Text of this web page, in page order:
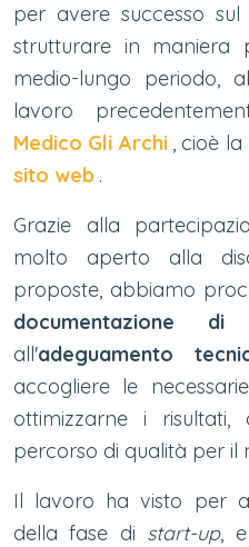
per avere successo
strutturare in maniera
medio-lungo periodo,
lavoro
Medico Gli Archi , cioè la
sito web .
Grazie alla
molto aperto alla
proposte, abbiamo
documentazione di
all'adeguamento
accogliere le
ottimizzarne i
percorso di qualità per il
Il lavoro ha visto per
della fase di start-up,